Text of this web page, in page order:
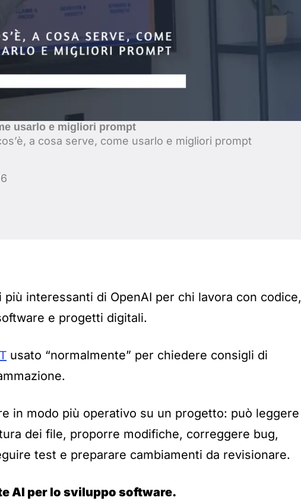
usarlo e migliori prompt
a cosa serve, come usarlo e migliori prompt
interessanti di OpenAI per chi lavora con codice,
e progetti digitali.
usato “normalmente” per chiedere consigli di
in modo più operativo su un progetto: può leggere
dei file, proporre modifiche, correggere bug,
test e preparare cambiamenti da revisionare.
AI per lo sviluppo software.